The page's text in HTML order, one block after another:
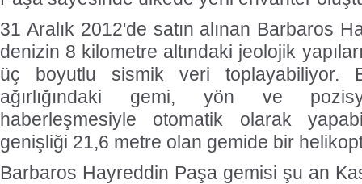
31 Aralık 2012'de satın alınan Barbaros
denizin 8 kilometre altındaki jeolojik
üç boyutlu sismik veri
ağırlığındaki gemi, yön ve
haberleşmesiyle otomatik olarak
genişliği 21,6 metre olan gemide bir
Barbaros Hayreddin Paşa gemisi şu an